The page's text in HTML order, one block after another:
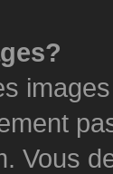
Vous